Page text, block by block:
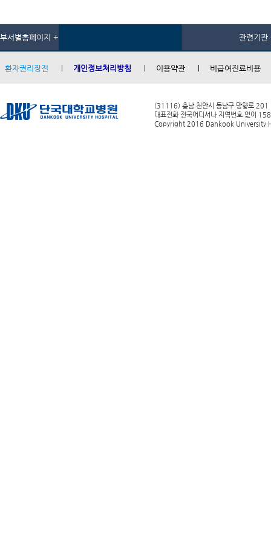
부서별홈페이지 + 관련기관
환자권리장전 개인정보처리방침 이용약관 비급여진료비용
(31116) 충남 천안시 동남구 망향로 201
대표전화 전국어디서나 지역번호 없이
Copyright 2016 Dankook University